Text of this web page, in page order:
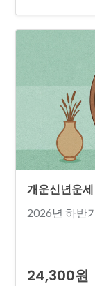
개운신년운세
2026년 하반
24,300원